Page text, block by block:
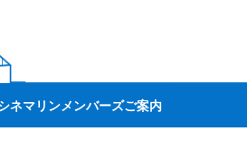
ネマリンメンバーズご案内